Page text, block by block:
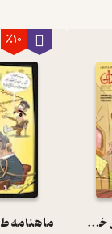
ماهنامه طنز و کارتون خط خطی شماره 79
٪10